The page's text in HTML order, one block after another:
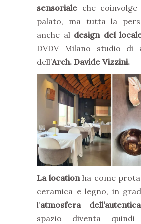
sensoriale che
palato, ma tutta la
anche al design del
DVDV Milano studio di
dell’Arch. Davide Vizzini.
La locationha come
ceramica e legno, in
l’atmosfera
spazio diventa